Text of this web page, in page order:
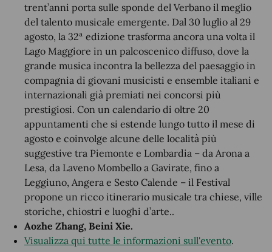
trent’anni porta sulle sponde del Verbano il meglio
del talento musicale emergente. Dal 30 luglio al 29
agosto, la 32ª edizione trasforma ancora una volta il
Lago Maggiore in un palcoscenico diffuso, dove la
grande musica incontra la bellezza del paesaggio in
compagnia di giovani musicisti e ensemble italiani e
internazionali già premiati nei concorsi più
prestigiosi. Con un calendario di oltre 20
appuntamenti che si estende lungo tutto il mese di
agosto e coinvolge alcune delle località più
suggestive tra Piemonte e Lombardia – da Arona a
Lesa, da Laveno Mombello a Gavirate, fino a
Leggiuno, Angera e Sesto Calende – il Festival
propone un ricco itinerario musicale tra chiese, ville
storiche, chiostri e luoghi d’arte..
Aozhe Zhang, Beini Xie.
Visualizza qui tutte le informazioni sull'evento.